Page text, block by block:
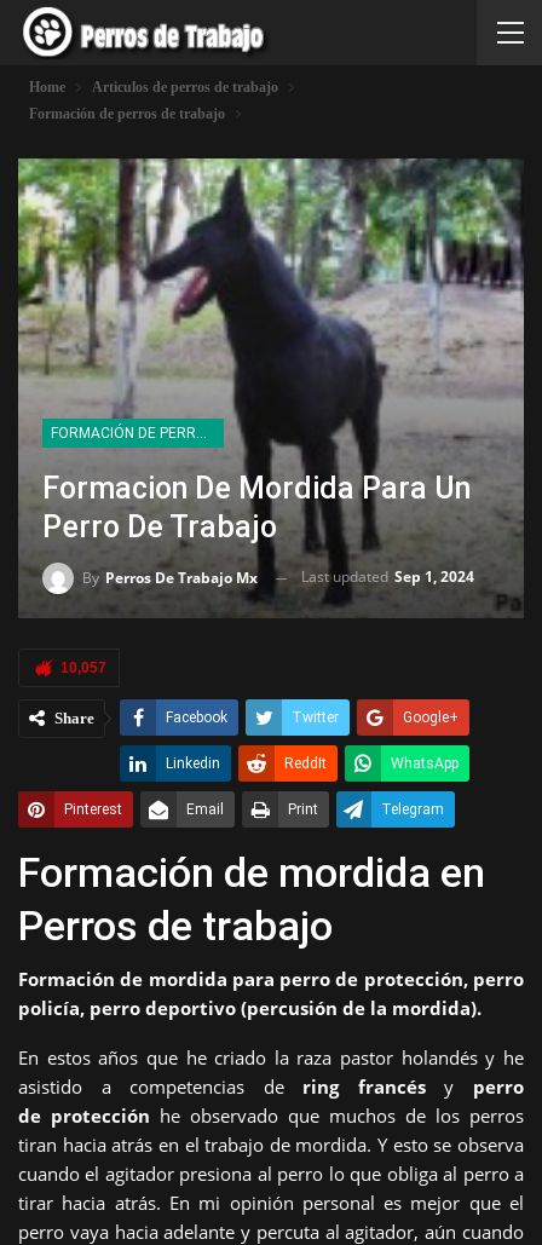
Home
Articulos de perros de trabajo
Formación de perros de trabajo
FORMACIÓN DE PERROS DE TRABAJO
Formacion De Mordida Para Un
Perro De Trabajo
By Perros De Trabajo Mx Last updated Sep 1, 2024
10,057
Share Facebook Twitter Google+
Linkedin ReddIt WhatsApp
Pinterest Email Print Telegram
Formación de mordida en
Perros de trabajo
Formación de mordida para perro de protección, perro
policía, perro deportivo (percusión de la mordida).
En estos años que he criado la raza pastor holandés y he
asistido a competencias dering francésy perro
de protección he observado que muchos de los perros
tiran hacia atrás en el trabajo de mordida. Y esto se observa
cuando el agitador presiona al perro lo que obliga al perro a
tirar hacia atrás. En mi opinión personal es mejor que el
perro vaya hacia adelante y percuta al agitador, aún cuando